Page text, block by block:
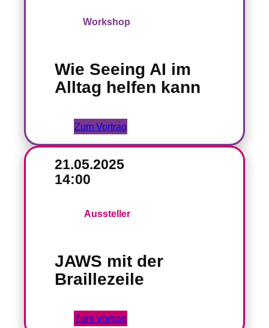
Workshop
Wie Seeing AI im
Alltag helfen kann
Zum Vortrag
21.05.2025
14:00
Aussteller
JAWS mit der
Braillezeile
Zum Vortrag